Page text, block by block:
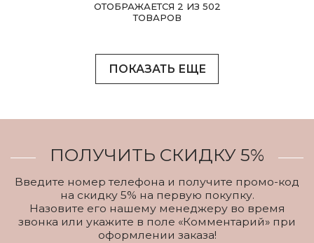
ОТОБРАЖАЕТСЯ 2 ИЗ 502
ТОВАРОВ
ПОКАЗАТЬ ЕЩЕ
ПОЛУЧИТЬ СКИДКУ 5%
Введите номер телефона и получите промо-код
на скидку 5% на первую покупку.
Назовите его нашему менеджеру во время
звонка или укажите в поле «Комментарий» при
оформлении заказа!